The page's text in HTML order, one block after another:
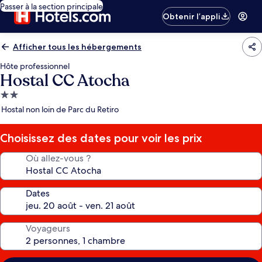
Passer à la section principale
Obtenir l’appli
Afficher tous les hébergements
Hôte professionnel
Hostal CC Atocha
Hébergement
2.0 étoiles
Hostal non loin de Parc du Retiro
Choisissez des dates pour voir les prix
Où allez-vous ?
Dates
Voyageurs